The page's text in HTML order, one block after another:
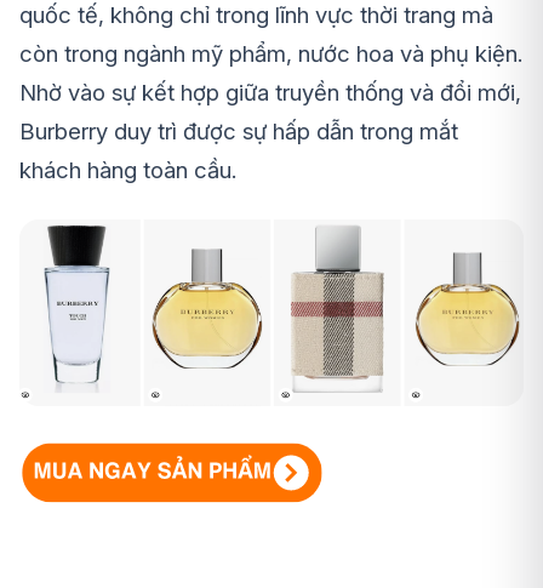
quốc tế, không chỉ trong lĩnh vực thời trang mà
còn trong ngành mỹ phẩm, nước hoa và phụ kiện.
Nhờ vào sự kết hợp giữa truyền thống và đổi mới,
Burberry duy trì được sự hấp dẫn trong mắt
khách hàng toàn cầu.